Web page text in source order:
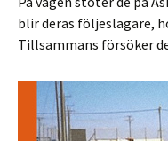
blir deras följeslagare,
Tillsammans försöker